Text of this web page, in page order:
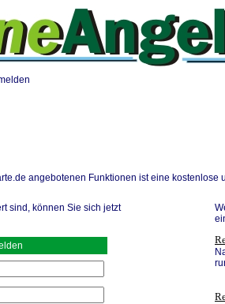
angebotenen Funktionen ist eine
sind, können Sie sich jetzt